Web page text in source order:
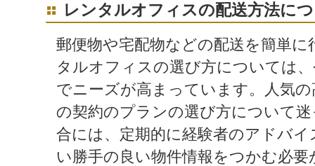
レンタルオフィスの配送方法に
郵便物や宅配物などの配送を簡単
タルオフィスの選び方については
でニーズが高まっています。人気
の契約のプランの選び方について
合には、定期的に経験者のアドバ
い勝手の良い物件情報をつかむ必